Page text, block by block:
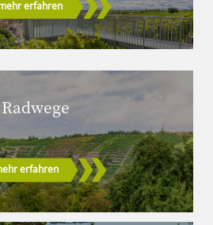
erfahren
Radwege
erfahren